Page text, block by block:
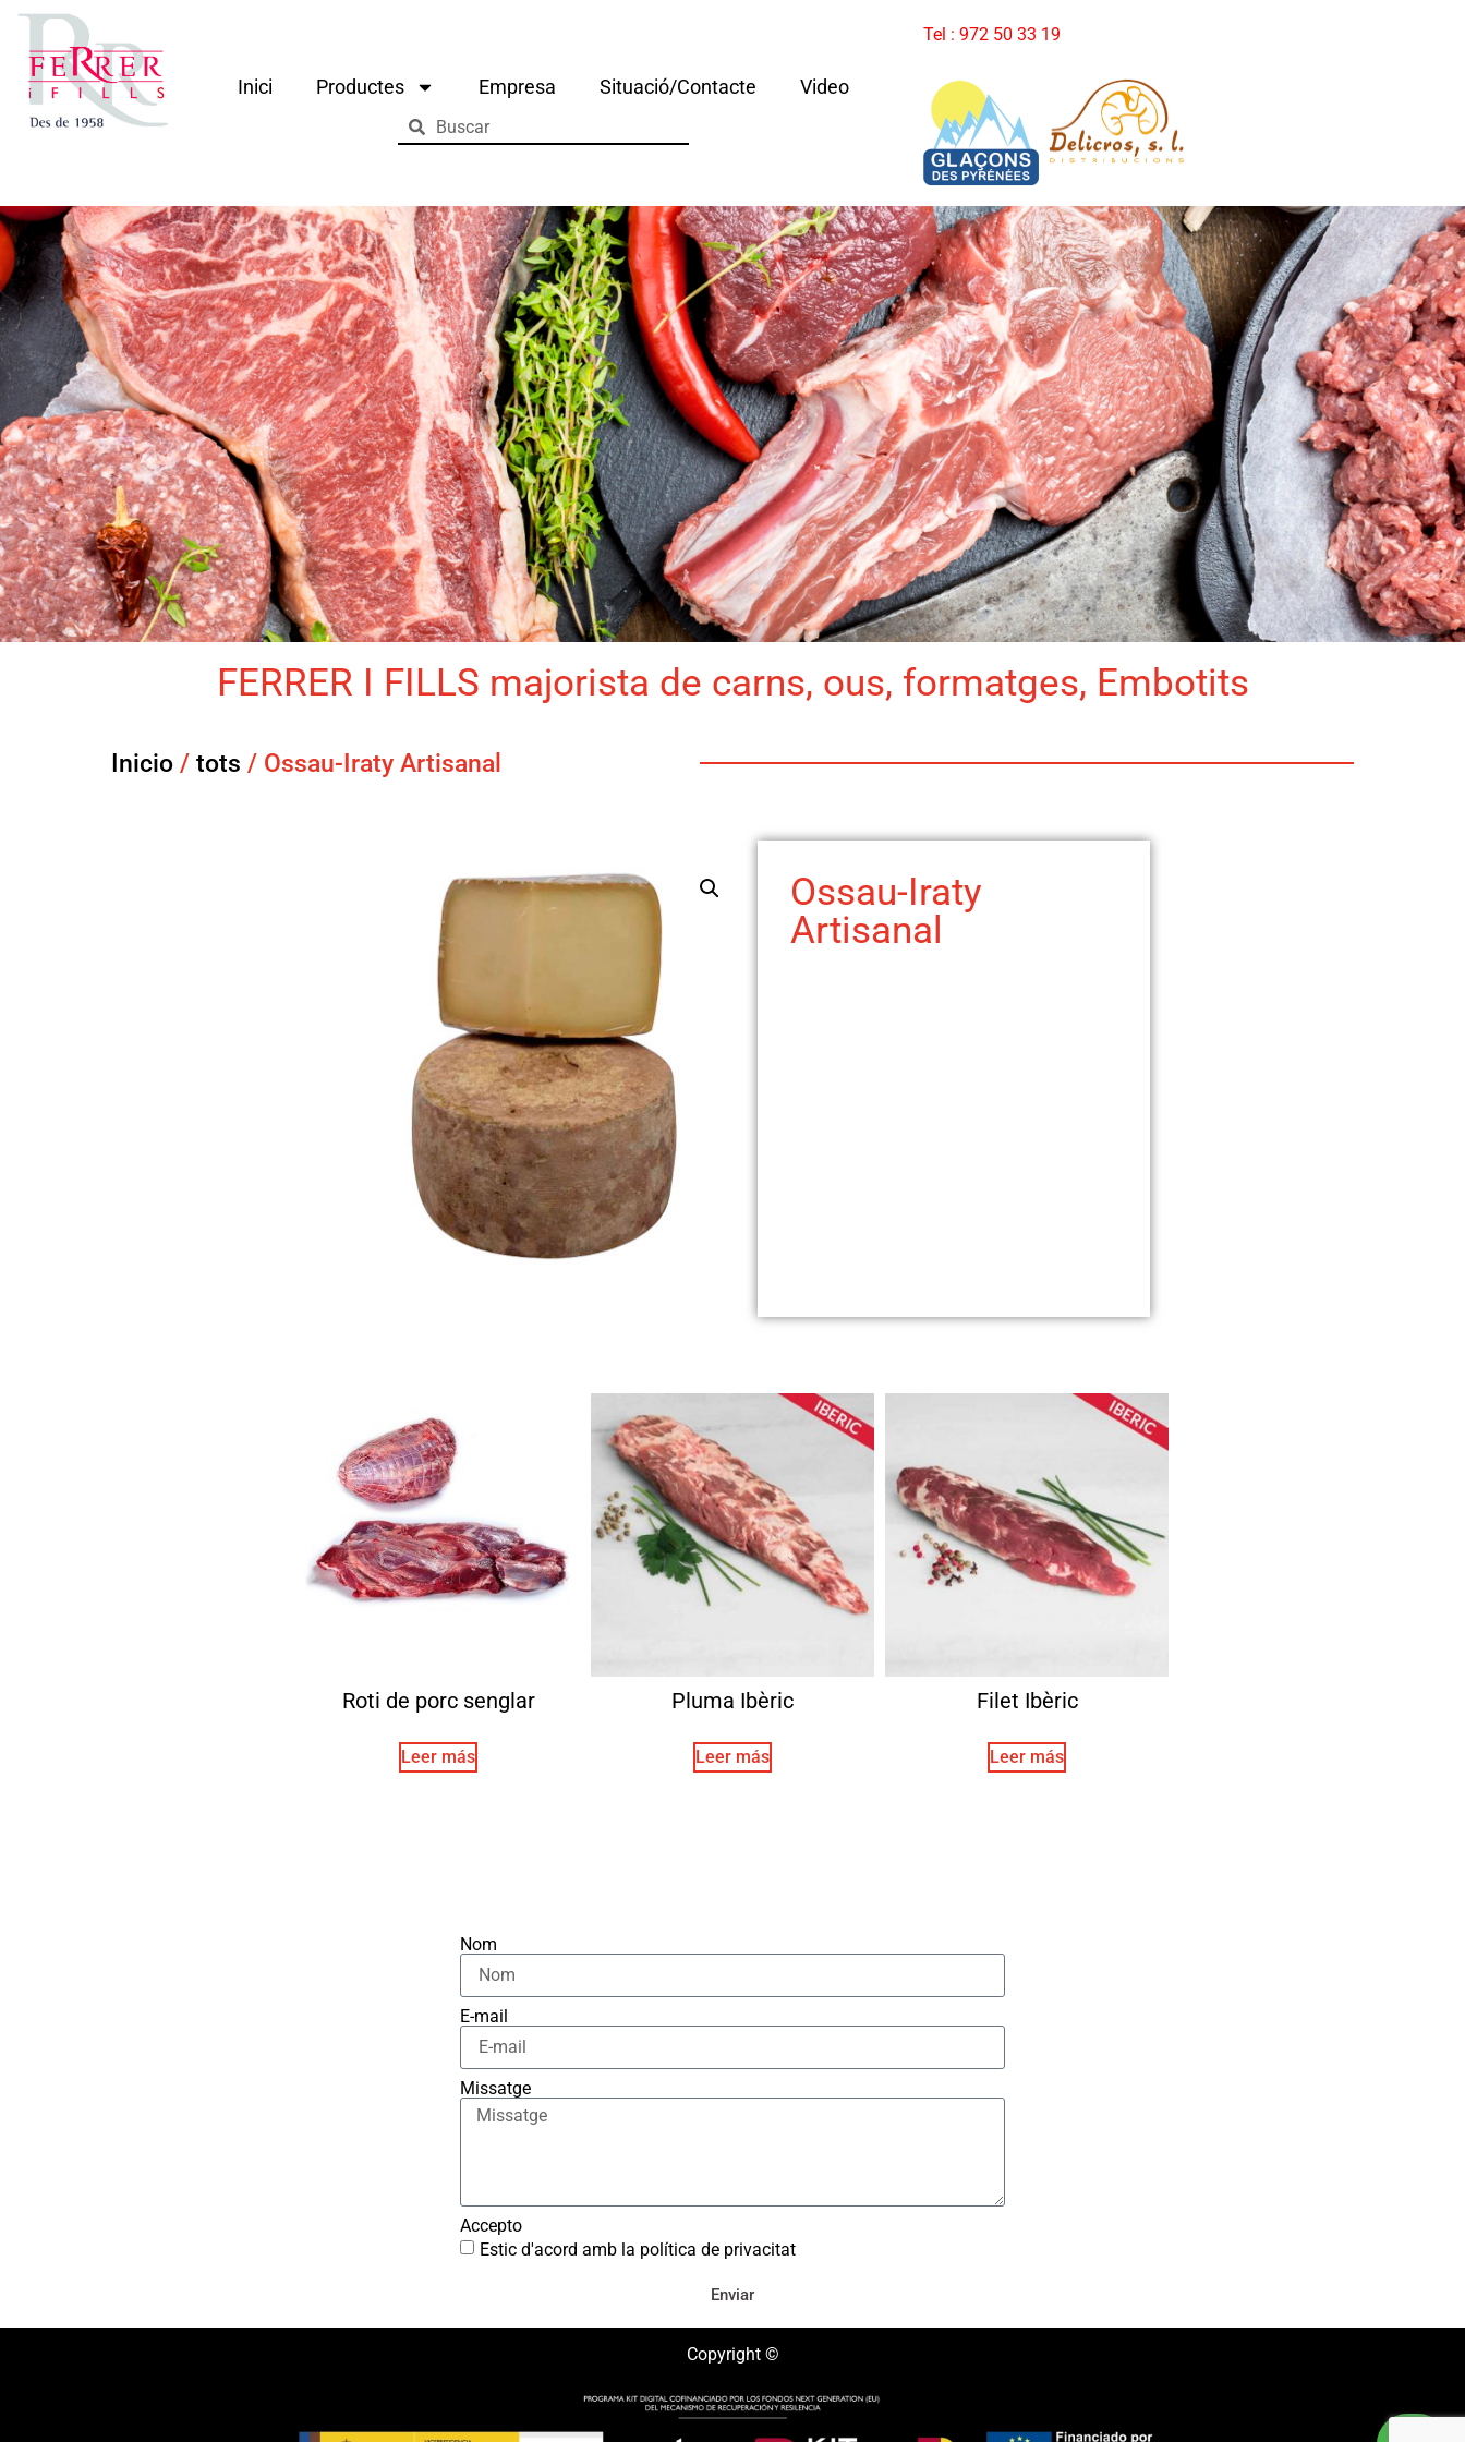
Inici Productes Empresa Situació/Contacte Video
Tel : 972 50 33 19
FERRER I FILLS majorista de carns, ous, formatges, Embotits
Inicio / tots / Ossau-Iraty Artisanal
Ossau-Iraty
Artisanal
Roti de porc senglar
Leer más
Pluma Ibèric
Leer más
Filet Ibèric
Leer más
Nom
E-mail
Missatge
Accepto
Estic d'acord amb la política de privacitat
Enviar
Copyright ©